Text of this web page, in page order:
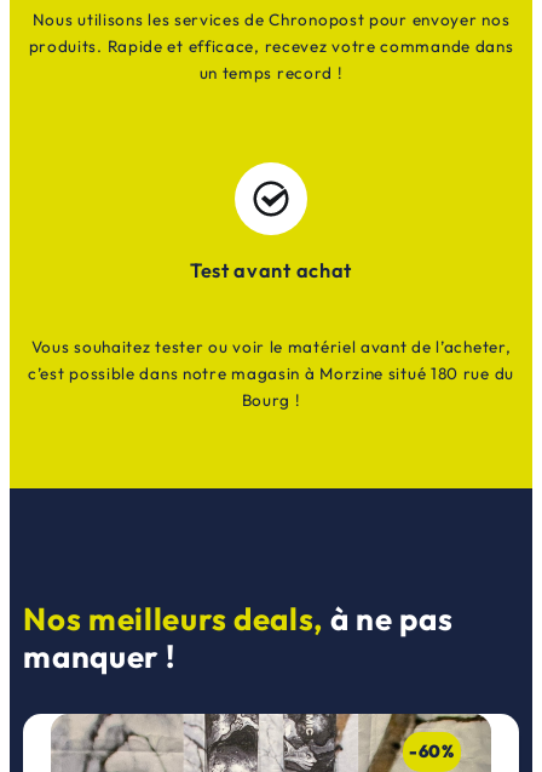
Nous utilisons les services de Chronopost pour envoyer nos
produits. Rapide et efficace, recevez votre commande dans
un temps record !
Test avant achat
Vous souhaitez tester ou voir le matériel avant de l’acheter,
c’est possible dans notre magasin à Morzine situé 180 rue du
Bourg !
Nos meilleurs deals, à ne pas
manquer !
-60%